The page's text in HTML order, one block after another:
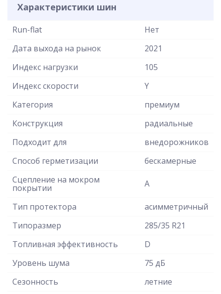
Характеристики шин
Run-flat
Нет
Дата выхода на рынок
2021
Индекс нагрузки
105
Индекс скорости
Y
Категория
премиум
Конструкция
радиальные
Подходит для
внедорожников
Способ герметизации
бескамерные
Сцепление на мокром
покрытии A
Тип протектора
асимметричный
Типоразмер
285/35 R21
Топливная эффективность
D
Уровень шума
75 дБ
Сезонность
летние